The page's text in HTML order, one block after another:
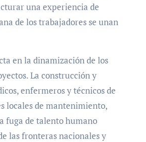
una experiencia de
de los trabajadores se unan
en la dinamización de los
La construcción y
enfermeros y técnicos de
locales de mantenimiento,
fuga de talento humano
las fronteras nacionales y